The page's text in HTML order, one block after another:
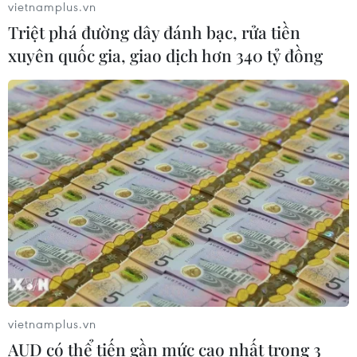
Phát triển nông nghiệp của
Indonesia mở ra tiềm năng hợp tác
với Việt Nam
10/08/2026 11:11
Chuyên gia đề xuất mô hình ba lớp
phát triển ngành bán dẫn Việt Nam
10/08/2026 10:56
Xuất khẩu hồ tiêu tăng trưởng tích
cực, ngành gia vị tập trung nâng cao
giá trị
10/08/2026 10:48
vietnamplus.vn
Triệt phá đường dây đánh bạc, rửa tiền
xuyên quốc gia, giao dịch hơn 340 tỷ đồng
vietnamplus.vn
AUD có thể tiến gần mức cao nhất trong 3